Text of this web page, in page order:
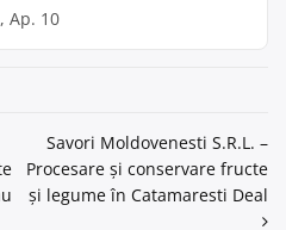
Ap. 10
Savori Moldovenesti S.R.L. –
Procesare și conservare fructe
și legume în Catamaresti Deal